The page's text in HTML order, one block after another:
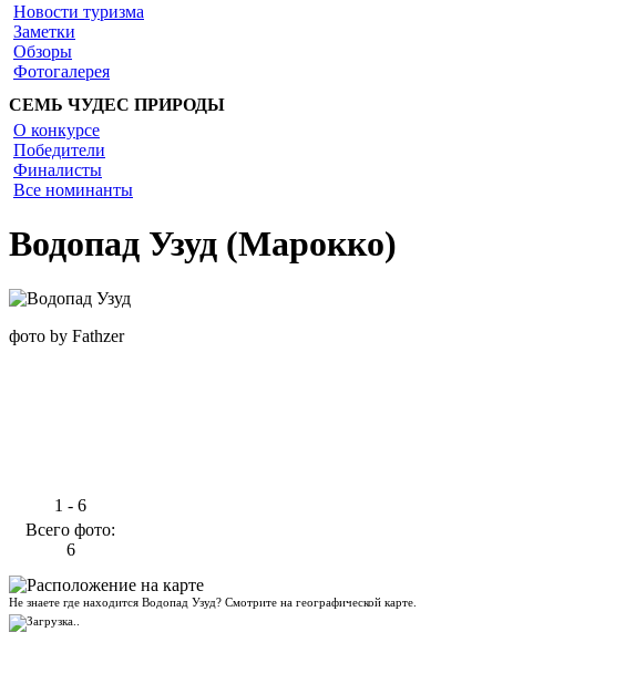
Новости туризма
Заметки
Обзоры
Фотогалерея
СЕМЬ ЧУДЕС ПРИРОДЫ
О конкурсе
Победители
Финалисты
Все номинанты
Водопад Узуд (Марокко)
фото by Fathzer
1 - 6
Всего фото:
6
Не знаете где находится Водопад Узуд? Смотрите на географической карте.